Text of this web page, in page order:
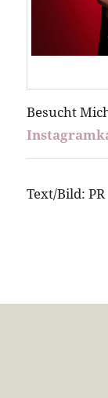
Besucht
Text/Bild: PR